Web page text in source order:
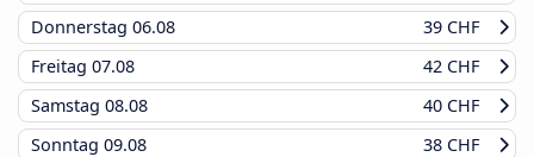
Donnerstag 06.08
39 CHF
Freitag 07.08
42 CHF
Samstag 08.08
40 CHF
Sonntag 09.08
38 CHF